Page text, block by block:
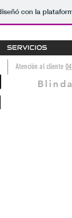
con la
SERVICIOS
Atención al cliente